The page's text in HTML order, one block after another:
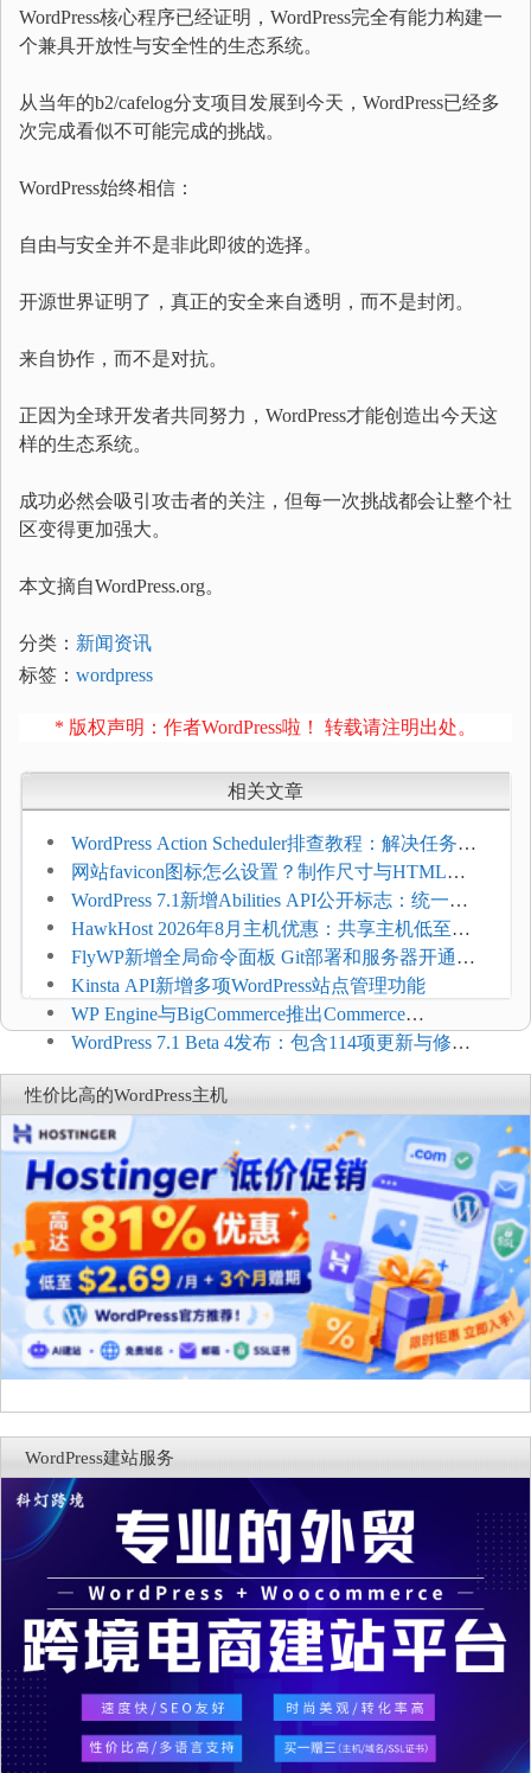
WordPress核心程序已经证明，WordPress完全有能力构建一
个兼具开放性与安全性的生态系统。
从当年的b2/cafelog分支项目发展到今天，WordPress已经多
次完成看似不可能完成的挑战。
WordPress始终相信：
自由与安全并不是非此即彼的选择。
开源世界证明了，真正的安全来自透明，而不是封闭。
来自协作，而不是对抗。
正因为全球开发者共同努力，WordPress才能创造出今天这
样的生态系统。
成功必然会吸引攻击者的关注，但每一次挑战都会让整个社
区变得更加强大。
本文摘自WordPress.org。
分类： 新闻资讯
标签： wordpress
* 版权声明：作者WordPress啦！ 转载请注明出处。
相关文章
WordPress Action Scheduler排查教程：解决任务积
压和订单延迟
网站favicon图标怎么设置？制作尺寸与HTML添
加方法
WordPress 7.1新增Abilities API公开标志：统一支
持REST API、MCP与AI代理
HawkHost 2026年8月主机优惠：共享主机低至
$2.61/月，高性能主机同步折扣
FlyWP新增全局命令面板 Git部署和服务器开通更
方便
Kinsta API新增多项WordPress站点管理功能
WP Engine与BigCommerce推出Commerce
Connect：WordPress商店可保留前台体验并扩展电
商能力
WordPress 7.1 Beta 4发布：包含114项更新与修
复，仅建议在测试环境体验
性价比高的WordPress主机
WordPress建站服务